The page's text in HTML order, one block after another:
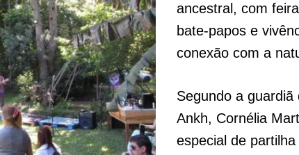
ancestral, com
bate-papos e
conexão com a
Segundo a
Ankh, Cornélia
especial de